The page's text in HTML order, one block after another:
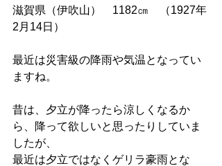
滋賀県（伊吹山）　1182㎝　（1927年
2月14日）
最近は災害級の降雨や気温となってい
ますね。
昔は、夕立が降ったら涼しくなるか
ら、降って欲しいと思ったりしていま
したが、
最近は夕立ではなくゲリラ豪雨とな